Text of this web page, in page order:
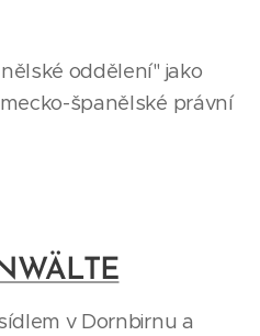
oddělení" jako
španělské právní
v Dornbirnu a